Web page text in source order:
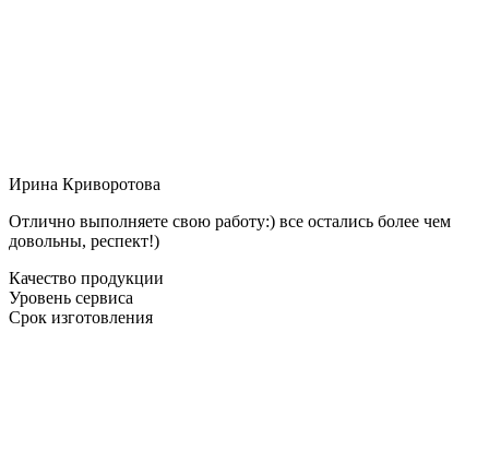
Ирина Криворотова
Отлично выполняете свою работу:) все остались более чем
довольны, респект!)
Качество продукции
Уровень сервиса
Срок изготовления